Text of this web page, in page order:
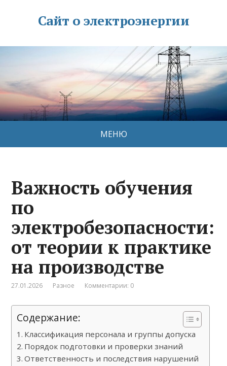
Сайт о электроэнергии
МЕНЮ
Важность обучения
по
электробезопасности:
от теории к практике
на производстве
27.01.2026 Разное Комментарии: 0
Содержание:
Классификация персонала и группы допуска
Порядок подготовки и проверки знаний
Ответственность и последствия нарушений